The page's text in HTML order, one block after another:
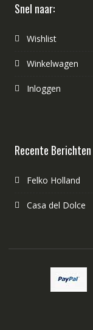
Snel naar:
Wishlist
Winkelwagen
Inloggen
Recente Berichten
Felko Holland
Casa del Dolce